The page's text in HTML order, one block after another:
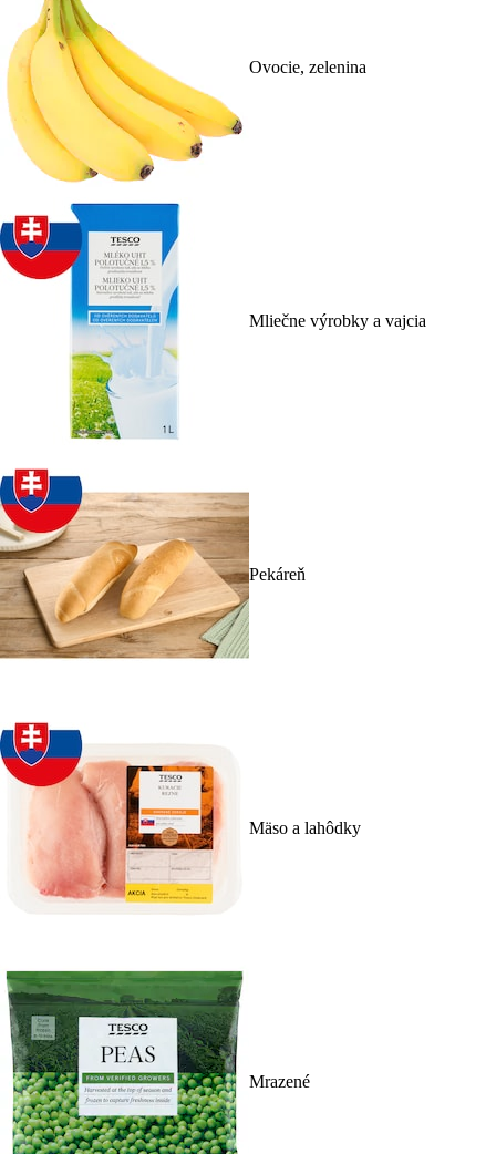
Ovocie, zelenina
Mliečne výrobky a vajcia
Pekáreň
Mäso a lahôdky
Mrazené